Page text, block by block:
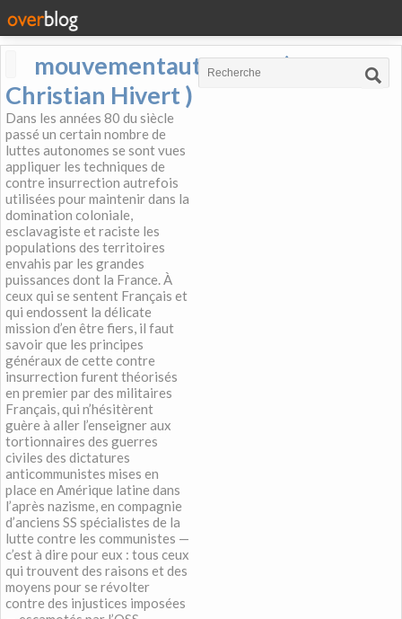
mouvementautonome (
Christian Hivert )
Dans les années 80 du siècle
passé un certain nombre de
luttes autonomes se sont vues
appliquer les techniques de
contre insurrection autrefois
utilisées pour maintenir dans la
domination coloniale,
esclavagiste et raciste les
populations des territoires
envahis par les grandes
puissances dont la France. À
ceux qui se sentent Français et
qui endossent la délicate
mission d’en être fiers, il faut
savoir que les principes
généraux de cette contre
insurrection furent théorisés
en premier par des militaires
Français, qui n’hésitèrent
guère à aller l’enseigner aux
tortionnaires des guerres
civiles des dictatures
anticommunistes mises en
place en Amérique latine dans
l’après nazisme, en compagnie
d’anciens SS spécialistes de la
lutte contre les communistes —
c’est à dire pour eux : tous ceux
qui trouvent des raisons et des
moyens pour se révolter
contre des injustices imposées